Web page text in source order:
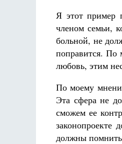
Я этот пример
членом семьи,
больной, не
поправится. По
любовь, этим
По моему
Эта сфера не
сможем ее
законопроекте
должны